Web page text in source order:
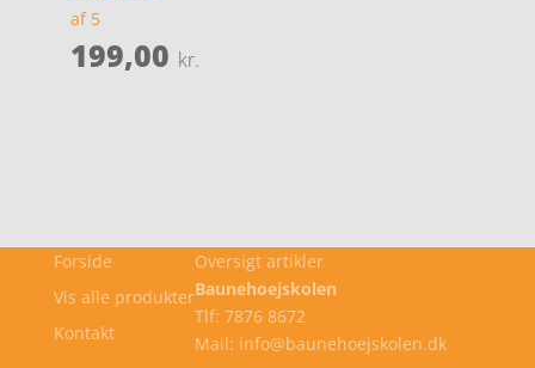
af 5
199,00 kr.
Forside
Vis alle produkter
Kontakt
Oversigt artikler
Baunehoejskolen
Tlf: 7876 8672
Mail: info@baunehoejskolen.dk